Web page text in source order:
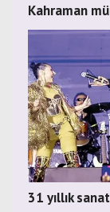
Kahraman
31 yıllık